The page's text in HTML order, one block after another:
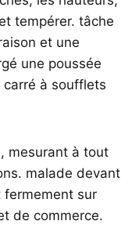
tempérer. tâche
et une
une poussée
à soufflets
mesurant à tout
malade devant
fermement sur
de commerce.